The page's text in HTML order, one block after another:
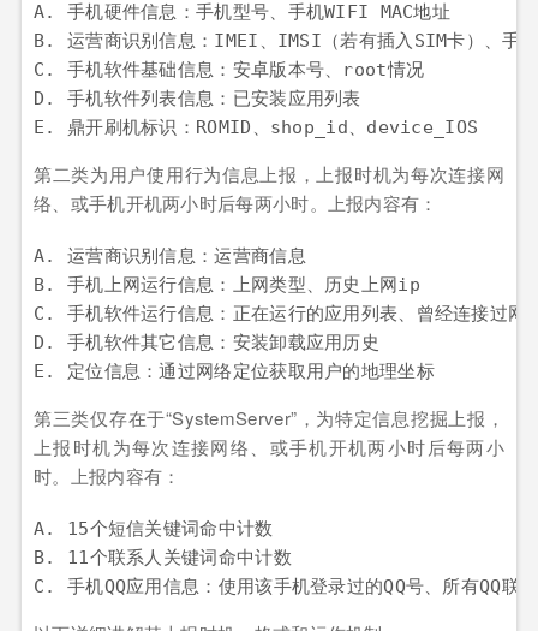
A. 手机硬件信息：手机型号、手机WIFI MAC地址
B. 运营商识别信息：IMEI、IMSI（若有插入SIM卡）、手
C. 手机软件基础信息：安卓版本号、root情况
D. 手机软件列表信息：已安装应用列表
第二类为用户使用行为信息上报，上报时机为每次连接网
络、或手机开机两小时后每两小时。上报内容有：
A. 运营商识别信息：运营商信息
B. 手机上网运行信息：上网类型、历史上网ip
C. 手机软件运行信息：正在运行的应用列表、曾经连接过网
D. 手机软件其它信息：安装卸载应用历史
E. 定位信息：通过网络定位获取用户的地理坐标
第三类仅存在于“SystemServer”，为特定信息挖掘上报，
上报时机为每次连接网络、或手机开机两小时后每两小
时。上报内容有：
A. 15个短信关键词命中计数
B. 11个联系人关键词命中计数